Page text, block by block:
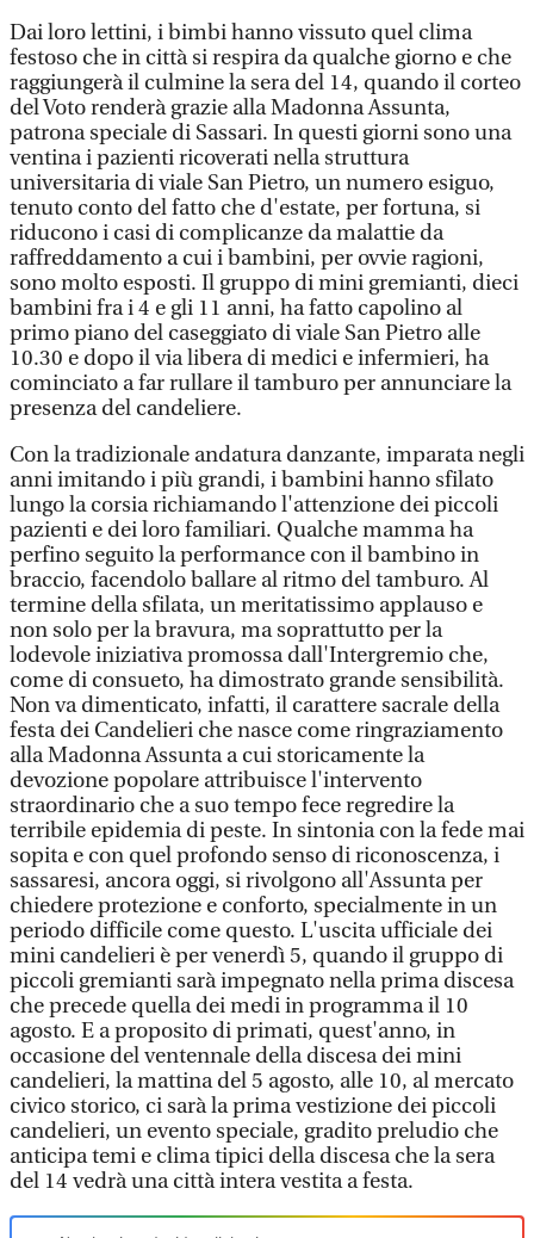
Dai loro lettini, i bimbi hanno vissuto quel clima
festoso che in città si respira da qualche giorno e che
raggiungerà il culmine la sera del 14, quando il corteo
del Voto renderà grazie alla Madonna Assunta,
patrona speciale di Sassari. In questi giorni sono una
ventina i pazienti ricoverati nella struttura
universitaria di viale San Pietro, un numero esiguo,
tenuto conto del fatto che d'estate, per fortuna, si
riducono i casi di complicanze da malattie da
raffreddamento a cui i bambini, per ovvie ragioni,
sono molto esposti. Il gruppo di mini gremianti, dieci
bambini fra i 4 e gli 11 anni, ha fatto capolino al
primo piano del caseggiato di viale San Pietro alle
10.30 e dopo il via libera di medici e infermieri, ha
cominciato a far rullare il tamburo per annunciare la
presenza del candeliere.
Con la tradizionale andatura danzante, imparata negli
anni imitando i più grandi, i bambini hanno sfilato
lungo la corsia richiamando l'attenzione dei piccoli
pazienti e dei loro familiari. Qualche mamma ha
perfino seguito la performance con il bambino in
braccio, facendolo ballare al ritmo del tamburo. Al
termine della sfilata, un meritatissimo applauso e
non solo per la bravura, ma soprattutto per la
lodevole iniziativa promossa dall'Intergremio che,
come di consueto, ha dimostrato grande sensibilità.
Non va dimenticato, infatti, il carattere sacrale della
festa dei Candelieri che nasce come ringraziamento
alla Madonna Assunta a cui storicamente la
devozione popolare attribuisce l'intervento
straordinario che a suo tempo fece regredire la
terribile epidemia di peste. In sintonia con la fede mai
sopita e con quel profondo senso di riconoscenza, i
sassaresi, ancora oggi, si rivolgono all'Assunta per
chiedere protezione e conforto, specialmente in un
periodo difficile come questo. L'uscita ufficiale dei
mini candelieri è per venerdì 5, quando il gruppo di
piccoli gremianti sarà impegnato nella prima discesa
che precede quella dei medi in programma il 10
agosto. E a proposito di primati, quest'anno, in
occasione del ventennale della discesa dei mini
candelieri, la mattina del 5 agosto, alle 10, al mercato
civico storico, ci sarà la prima vestizione dei piccoli
candelieri, un evento speciale, gradito preludio che
anticipa temi e clima tipici della discesa che la sera
del 14 vedrà una città intera vestita a festa.